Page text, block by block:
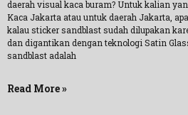
daerah visual kaca buram? Untuk kalian
Kaca Jakarta atau untuk daerah Jakarta,
kalau sticker sandblast sudah dilupakan
dan digantikan dengan teknologi Satin
sandblast adalah
Read More »